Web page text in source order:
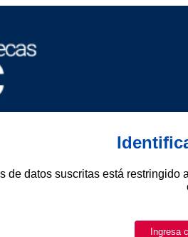
de datos suscritas está